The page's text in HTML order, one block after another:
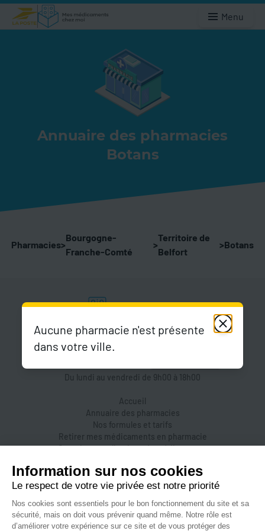
Menu
Annuaire des pharmacies
Botans
Pharmacies>
Bourgogne-
Franche-Comté
>
Territoire de
Belfort
>Botans
Du lundi au vendredi de 9h00 à 18h00
Accueil
Annuaire des pharmacies
Nos formules et tarifs
Retirer mes médicaments en pharmacie
Organiser une livraison de médicaments
Accès pharmaciens
Accès aidants
Aide et FAQ
Nous contacter
Aucune pharmacie n'est présente
dans votre ville.